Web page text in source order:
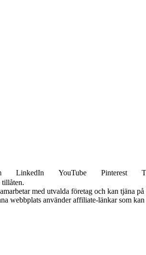
LinkedIn YouTube Pinterest
med utvalda företag och kan tjäna
webbplats använder affiliate-länkar som